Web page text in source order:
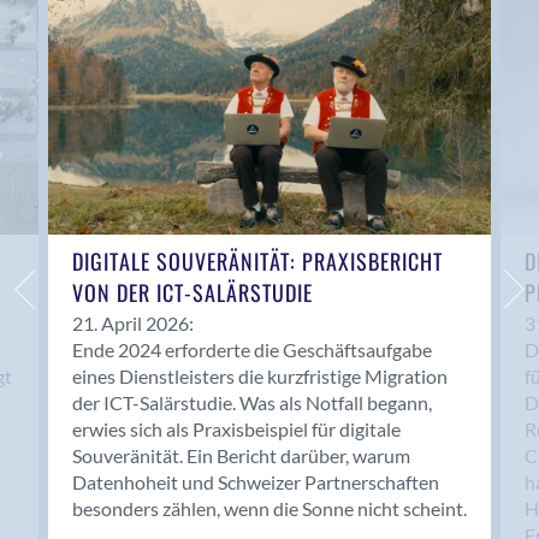
Anwil
Appenzell
Au SG
Baar
Baden
Balsthal
Balzers
Basel
Bassersdorf
Belp
Bendern
Benken (SG)
Bergdietikon
Berlin
Bern
Bern - Liebefeld
DIGITALE SOUVERÄNITÄT: PRAXISBERICHT
VON DER ICT-SALÄRSTUDIE
21. April 2026:
Ende 2024 erforderte die Geschäftsaufgabe
eines Dienstleisters die kurzfristige Migration
der ICT-Salärstudie. Was als Notfall begann,
erwies sich als Praxisbeispiel für digitale
Souveränität. Ein Bericht darüber, warum
Datenhoheit und Schweizer Partnerschaften
besonders zählen, wenn die Sonne nicht scheint.